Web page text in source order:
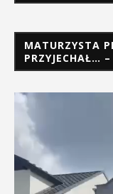
MATURZYSTA
PRZYJECHAŁ…
Odtwarzacz